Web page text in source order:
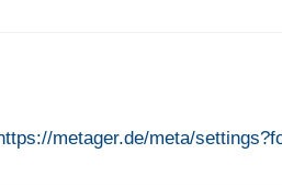
metager.de/meta/